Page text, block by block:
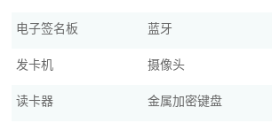
电子签名板 蓝牙
发卡机 摄像头
读卡器 金属加密键盘